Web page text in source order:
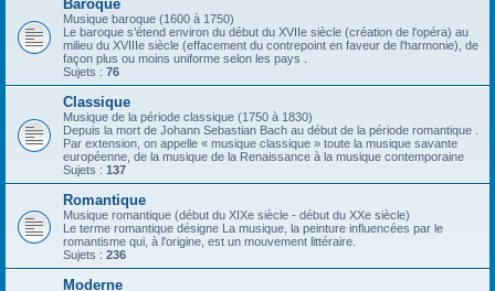
Baroque
Musique baroque (1600 à 1750)
Le baroque s’étend environ du début du XVIIe siècle (création de l'opéra) au
milieu du XVIIIe siècle (effacement du contrepoint en faveur de l'harmonie), de
façon plus ou moins uniforme selon les pays .
Sujets : 76
Classique
Musique de la période classique (1750 à 1830)
Depuis la mort de Johann Sebastian Bach au début de la période romantique .
Par extension, on appelle « musique classique » toute la musique savante
européenne, de la musique de la Renaissance à la musique contemporaine
Sujets : 137
Romantique
Musique romantique (début du XIXe siècle - début du XXe siècle)
Le terme romantique désigne La musique, la peinture influencées par le
romantisme qui, à l'origine, est un mouvement littéraire.
Sujets : 236
Moderne